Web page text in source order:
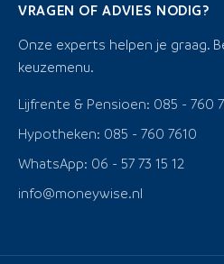
VRAGEN OF ADVIES NODIG?
Onze experts helpen je graag.
keuzemenu.
Lijfrente & Pensioen: 085 - 760
Hypotheken: 085 - 760 7610
WhatsApp: 06 - 57 73 15 12
info@moneywise.nl